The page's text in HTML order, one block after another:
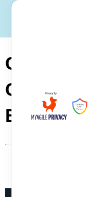
Come
Con
Entrate?
Giuseppe